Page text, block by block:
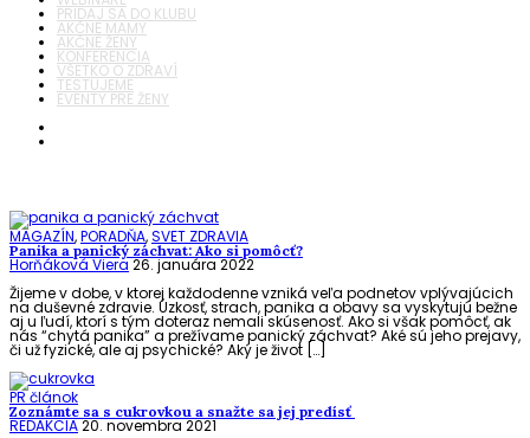
PRIDAJ SA DO KLUBU
AKČNÉ MAMY
AKČNÉ ŽENY
KONFERENCIA
VŠETKO O ZDRAVÍ
TESTUJEME
EVENTY PRE ŽENY
MAGAZÍN,PORADŇA,SVET ZDRAVIA
Panika a panický záchvat: Ako si pomôcť?
Horňáková Viera26. januára 2022
Žijeme v dobe, v ktorej každodenne vzniká veľa podnetov vplývajúcich
na duševné zdravie. Úzkosť, strach, panika a obavy sa vyskytujú bežne
aj u ľudí, ktorí s tým doteraz nemali skúsenosť. Ako si však pomôcť, ak
nás “chytá panika” a prežívame panický záchvat? Aké sú jeho prejavy,
či už fyzické, ale aj psychické? Aký je život […]
PR článok
Zoznámte sa s cukrovkou a snažte sa jej predísť
REDAKCIA20. novembra 2021